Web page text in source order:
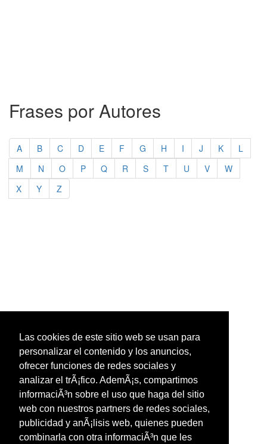
Las cookies de este sitio web se usan para
personalizar el contenido y los anuncios,
ofrecer funciones de redes sociales y
analizar el trÃ¡fico. AdemÃ¡s, compartimos
informaciÃ³n sobre el uso que haga del sitio
web con nuestros partners de redes sociales,
publicidad y anÃ¡lisis web, quienes pueden
combinarla con otra informaciÃ³n que les
Frases por Autores
A B C D E F G H I J K
L
M
N O P Q R S T U V
W
X
Y Z